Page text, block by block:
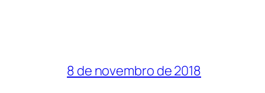
8 de novembro de 2018